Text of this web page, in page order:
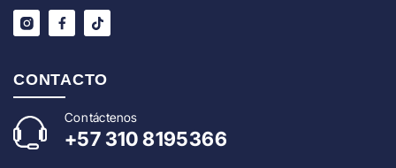
CONTACTO
Contáctenos
+57 310 8195366